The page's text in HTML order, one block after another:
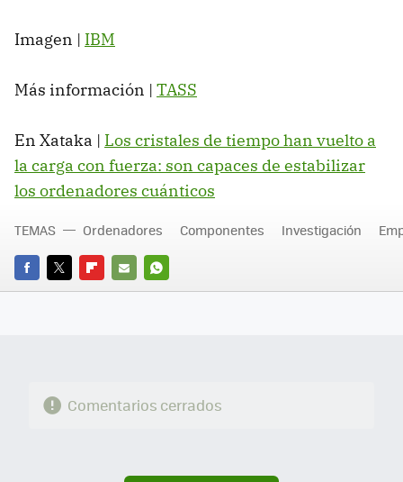
Imagen | IBM
Más información | TASS
En Xataka | Los cristales de tiempo han vuelto a
la carga con fuerza: son capaces de estabilizar
los ordenadores cuánticos
FACEBOOK
TWITTERFLIPBOARD
E-
WHATSAPP
TEMAS Ordenadores Componentes Investigación
Comentarios cerrados